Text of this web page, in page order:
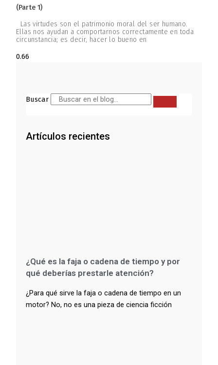
(parte 1)
Las virtudes son el patrimonio moral del ser humano.
Ellas nos ayudan a comportarnos correctamente en toda
circunstancia; es decir, hacer lo bueno en
Buscar
Artículos recientes
¿Qué es la faja o cadena de tiempo y por
qué deberías prestarle atención?
¿Para qué sirve la faja o cadena de tiempo en un
motor? No, no es una pieza de ciencia ficción